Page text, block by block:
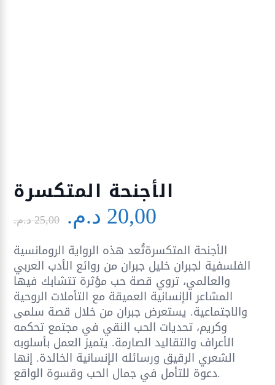
الأجنحة المتكسرة
25,00 د.م. Le
prix
initial
était : 25,00 د.م..
20,00 د.م.
actuel
est :
الأجنحة المتكسرةتُعد هذه الرواية الرومانسية
الفلسفية لجبران خليل جبران من روائع الأدب العربي
والعالمي، تروي قصة حب مؤثرة تتشابك فيها
المشاعر الإنسانية العميقة مع التأملات الروحية
والاجتماعية. يستعرض جبران من خلال قصة سلمى
وكريم، تحديات الحب النقي في مجتمع تحكمه
الأعراف والتقاليد الصارمة. يتميز العمل بأسلوبه
الشعري الرقيق ورسائله الإنسانية الخالدة. إنها
دعوة للتأمل في جمال الحب وقسوة الواقع.